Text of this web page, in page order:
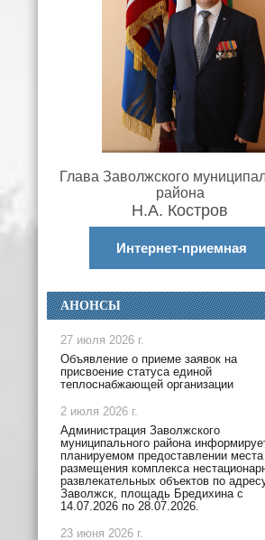
Глава Заволжского
района
Н.А. Костров
Интернет-приемная
АНОНСЫ
27 июля 2026 г.
Объявление о приеме заявок на
присвоение статуса единой
теплоснабжающей организации
2 июля 2026 г.
Администрация Заволжского
муниципального района
планируемом предоставлении
размещения комплекса
развлекательных объектов по
Заволжск, площадь Бредихина с
14.07.2026 по 28.07.2026.
23 июня 2026 г.